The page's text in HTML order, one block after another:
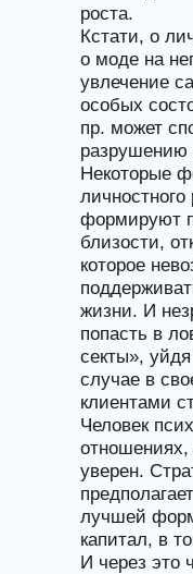
роста.
Кстати, о
о моде на
увлечение
особых
пр. может
разрушению
Некоторые
личностного
формируют
близости,
которое
жизни. И
попасть в
секты»,
случае в
клиентами
Человек
отношениях,
уверен.
лучшей
капитал, в
И через это